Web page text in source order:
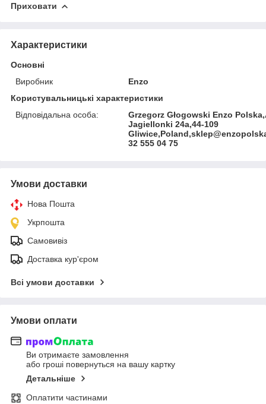
Приховати
Характеристики
Основні
Виробник
Enzo
Користувальницькі характеристики
Відповідальна особа:
Grzegorz Głogowski Enzo
Jagiellonki 24a,44-109
32 555 04 75
Умови доставки
Нова Пошта
Укрпошта
Самовивіз
Доставка кур'єром
Всі умови доставки
Умови оплати
Ви отримаєте замовлення
або гроші повернуться на вашу картку
Детальніше
Оплатити частинами